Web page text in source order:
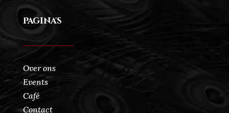
Pagina's
Over ons
Events
Café
Contact